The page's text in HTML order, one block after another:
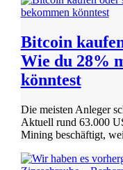
Bitcoin
Wie du 28%
könntest
Die meisten Anleger
Aktuell rund 63.000
Mining beschäftigt,